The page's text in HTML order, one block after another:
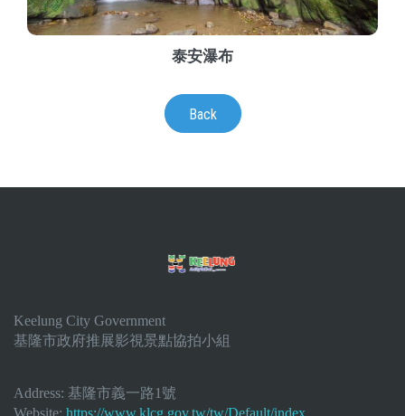
泰安瀑布
Back
Keelung City Government
基隆市政府推展影視景點協拍小組
Address: 基隆市義一路1號
Website: https://www.klcg.gov.tw/tw/Default/index